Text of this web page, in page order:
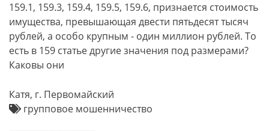
159.1, 159.3, 159.4, 159.5, 159.6, признается стоимость
имущества, превышающая двести пятьдесят тысяч
рублей, а особо крупным - один миллион рублей. То
есть в 159 статье другие значения под размерами?
Каковы они
Катя, г. Первомайский
групповое мошенничество